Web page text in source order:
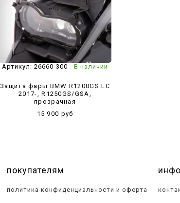
Артикул: 26660-300 В наличии
Защита фары BMW R1200GS LC
2017-, R1250GS/GSA,
прозрачная
15 900 руб
покупателям
политика конфиденциальности и оферта